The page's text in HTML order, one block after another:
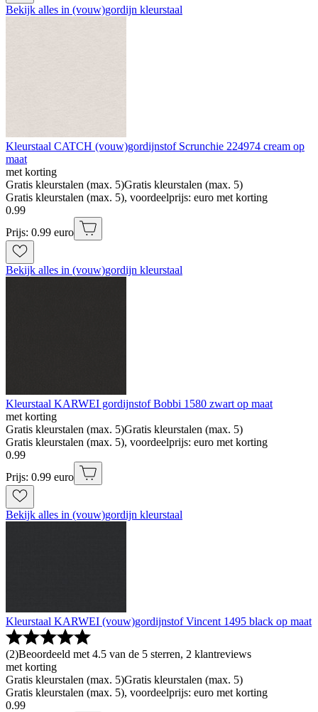
Bekijk alles in (vouw)gordijn kleurstaal
Kleurstaal CATCH (vouw)gordijnstof Scrunchie 224974 cream op
maat
met korting
Gratis kleurstalen (max. 5)Gratis kleurstalen (max. 5)
Gratis kleurstalen (max. 5), voordeelprijs: euro met korting
0.99
Prijs: 0.99 euro
Bekijk alles in (vouw)gordijn kleurstaal
Kleurstaal KARWEI gordijnstof Bobbi 1580 zwart op maat
met korting
Gratis kleurstalen (max. 5)Gratis kleurstalen (max. 5)
Gratis kleurstalen (max. 5), voordeelprijs: euro met korting
0.99
Prijs: 0.99 euro
Bekijk alles in (vouw)gordijn kleurstaal
Kleurstaal KARWEI (vouw)gordijnstof Vincent 1495 black op maat
(2)Beoordeeld met 4.5 van de 5 sterren, 2 klantreviews
met korting
Gratis kleurstalen (max. 5)Gratis kleurstalen (max. 5)
Gratis kleurstalen (max. 5), voordeelprijs: euro met korting
0.99